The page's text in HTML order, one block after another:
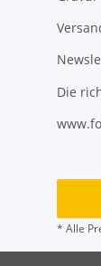
Die
* Alle